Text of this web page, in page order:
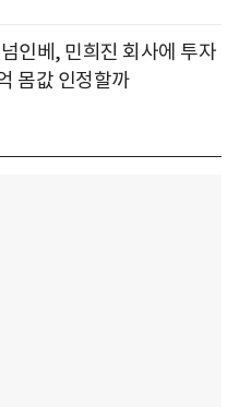
인베, 민희진 회사에 투자
몸값 인정할까